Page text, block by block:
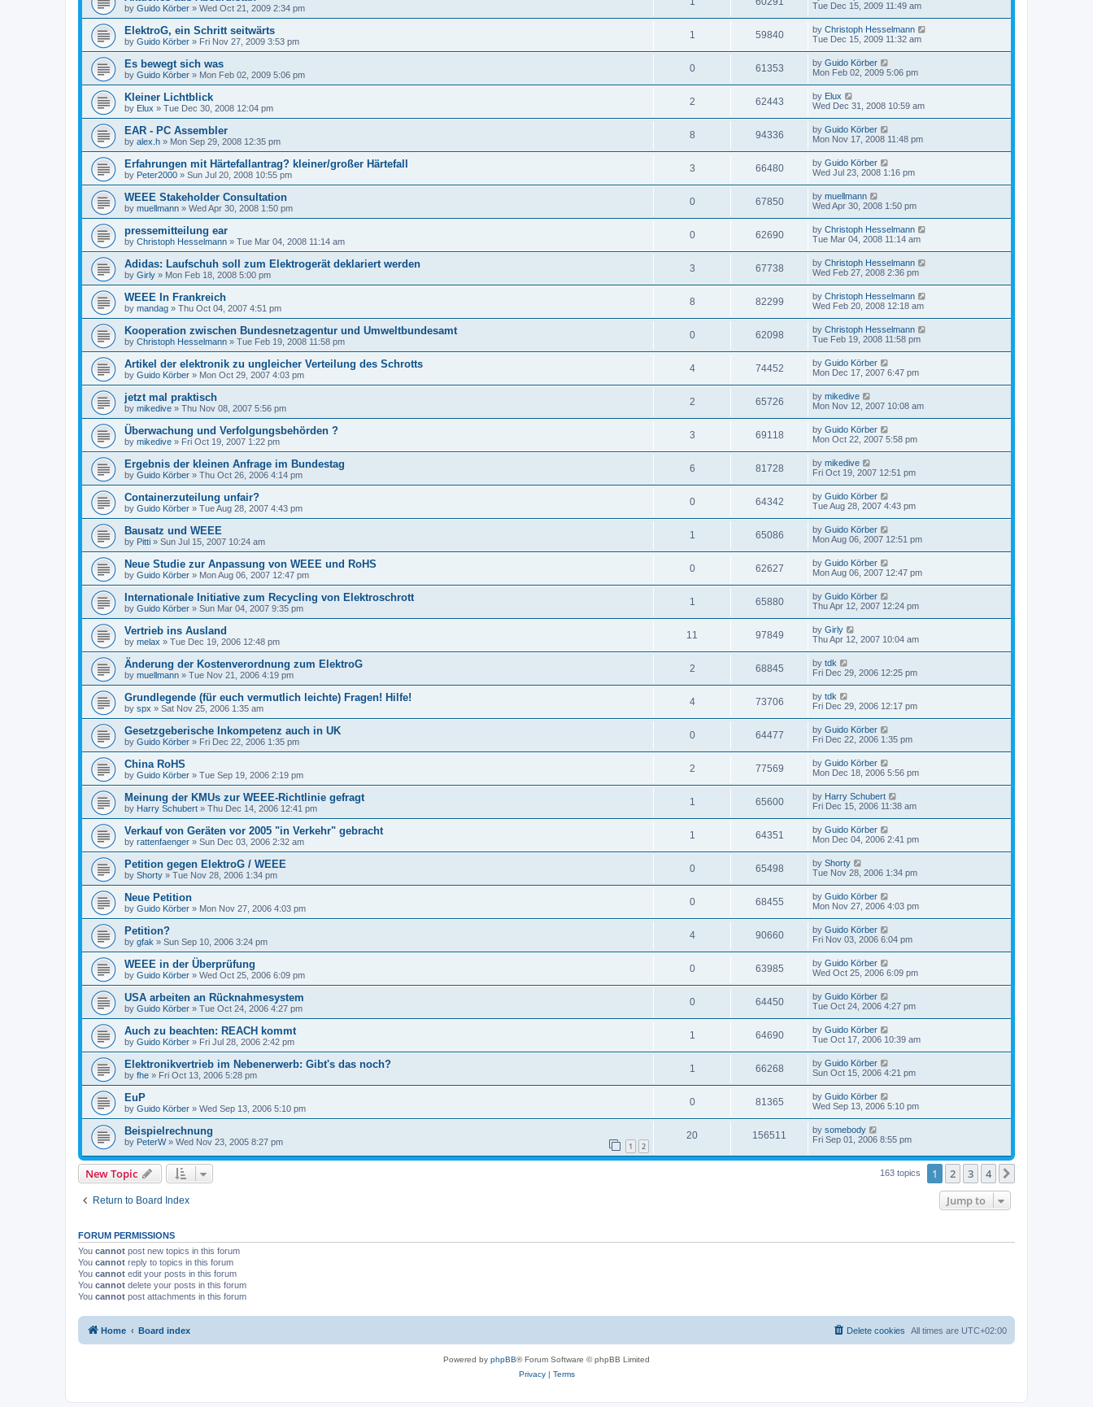
by Guido Körber » Wed Oct 21, 2009 2:34 pm
Tue Dec 15, 2009 11:49 am
ElektroG, ein Schritt seitwärts
by Guido Körber » Fri Nov 27, 2009 3:53 pm
1 59840 by Christoph Hesselmann
Tue Dec 15, 2009 11:32 am
Es bewegt sich was
by Guido Körber » Mon Feb 02, 2009 5:06 pm
0 61353 by Guido Körber
Mon Feb 02, 2009 5:06 pm
Kleiner Lichtblick
by Elux » Tue Dec 30, 2008 12:04 pm
2 62443 by Elux
Wed Dec 31, 2008 10:59 am
EAR - PC Assembler
by alex.h » Mon Sep 29, 2008 12:35 pm
8 94336 by Guido Körber
Mon Nov 17, 2008 11:48 pm
Erfahrungen mit Härtefallantrag? kleiner/großer Härtefall
by Peter2000 » Sun Jul 20, 2008 10:55 pm
3 66480 by Guido Körber
Wed Jul 23, 2008 1:16 pm
WEEE Stakeholder Consultation
by muellmann » Wed Apr 30, 2008 1:50 pm
0 67850 by muellmann
Wed Apr 30, 2008 1:50 pm
pressemitteilung ear
by Christoph Hesselmann » Tue Mar 04, 2008 11:14 am
0 62690 by Christoph Hesselmann
Tue Mar 04, 2008 11:14 am
Adidas: Laufschuh soll zum Elektrogerät deklariert werden
by Girly » Mon Feb 18, 2008 5:00 pm
3 67738 by Christoph Hesselmann
Wed Feb 27, 2008 2:36 pm
WEEE In Frankreich
by mandag » Thu Oct 04, 2007 4:51 pm
8 82299 by Christoph Hesselmann
Wed Feb 20, 2008 12:18 am
Kooperation zwischen Bundesnetzagentur und Umweltbundesamt
by Christoph Hesselmann » Tue Feb 19, 2008 11:58 pm
0 62098 by Christoph Hesselmann
Tue Feb 19, 2008 11:58 pm
Artikel der elektronik zu ungleicher Verteilung des Schrotts
by Guido Körber » Mon Oct 29, 2007 4:03 pm
4 74452 by Guido Körber
Mon Dec 17, 2007 6:47 pm
jetzt mal praktisch
by mikedive » Thu Nov 08, 2007 5:56 pm
2 65726 by mikedive
Mon Nov 12, 2007 10:08 am
Überwachung und Verfolgungsbehörden ?
by mikedive » Fri Oct 19, 2007 1:22 pm
3 69118 by Guido Körber
Mon Oct 22, 2007 5:58 pm
Ergebnis der kleinen Anfrage im Bundestag
by Guido Körber » Thu Oct 26, 2006 4:14 pm
6 81728 by mikedive
Fri Oct 19, 2007 12:51 pm
Containerzuteilung unfair?
by Guido Körber » Tue Aug 28, 2007 4:43 pm
0 64342 by Guido Körber
Tue Aug 28, 2007 4:43 pm
Bausatz und WEEE
by Pitti » Sun Jul 15, 2007 10:24 am
1 65086 by Guido Körber
Mon Aug 06, 2007 12:51 pm
Neue Studie zur Anpassung von WEEE und RoHS
by Guido Körber » Mon Aug 06, 2007 12:47 pm
0 62627 by Guido Körber
Mon Aug 06, 2007 12:47 pm
Internationale Initiative zum Recycling von Elektroschrott
by Guido Körber » Sun Mar 04, 2007 9:35 pm
1 65880 by Guido Körber
Thu Apr 12, 2007 12:24 pm
Vertrieb ins Ausland
by melax » Tue Dec 19, 2006 12:48 pm
11 97849 by Girly
Thu Apr 12, 2007 10:04 am
Änderung der Kostenverordnung zum ElektroG
by muellmann » Tue Nov 21, 2006 4:19 pm
2 68845 by tdk
Fri Dec 29, 2006 12:25 pm
Grundlegende (für euch vermutlich leichte) Fragen! Hilfe!
by spx » Sat Nov 25, 2006 1:35 am
4 73706 by tdk
Fri Dec 29, 2006 12:17 pm
Gesetzgeberische Inkompetenz auch in UK
by Guido Körber » Fri Dec 22, 2006 1:35 pm
0 64477 by Guido Körber
Fri Dec 22, 2006 1:35 pm
China RoHS
by Guido Körber » Tue Sep 19, 2006 2:19 pm
2 77569 by Guido Körber
Mon Dec 18, 2006 5:56 pm
Meinung der KMUs zur WEEE-Richtlinie gefragt
by Harry Schubert » Thu Dec 14, 2006 12:41 pm
1 65600 by Harry Schubert
Fri Dec 15, 2006 11:38 am
Verkauf von Geräten vor 2005 "in Verkehr" gebracht
by rattenfaenger » Sun Dec 03, 2006 2:32 am
1 64351 by Guido Körber
Mon Dec 04, 2006 2:41 pm
Petition gegen ElektroG / WEEE
by Shorty » Tue Nov 28, 2006 1:34 pm
0 65498 by Shorty
Tue Nov 28, 2006 1:34 pm
Neue Petition
by Guido Körber » Mon Nov 27, 2006 4:03 pm
0 68455 by Guido Körber
Mon Nov 27, 2006 4:03 pm
Petition?
by gfak » Sun Sep 10, 2006 3:24 pm
4 90660 by Guido Körber
Fri Nov 03, 2006 6:04 pm
WEEE in der Überprüfung
by Guido Körber » Wed Oct 25, 2006 6:09 pm
0 63985 by Guido Körber
Wed Oct 25, 2006 6:09 pm
USA arbeiten an Rücknahmesystem
by Guido Körber » Tue Oct 24, 2006 4:27 pm
0 64450 by Guido Körber
Tue Oct 24, 2006 4:27 pm
Auch zu beachten: REACH kommt
by Guido Körber » Fri Jul 28, 2006 2:42 pm
1 64690 by Guido Körber
Tue Oct 17, 2006 10:39 am
Elektronikvertrieb im Nebenerwerb: Gibt's das noch?
by fhe » Fri Oct 13, 2006 5:28 pm
1 66268 by Guido Körber
Sun Oct 15, 2006 4:21 pm
EuP
by Guido Körber » Wed Sep 13, 2006 5:10 pm
0 81365 by Guido Körber
Wed Sep 13, 2006 5:10 pm
Beispielrechnung
by PeterW» Wed Nov 23, 2005 8:27 pm 1 2
20 156511 by somebody
Fri Sep 01, 2006 8:55 pm
New Topic 163 topics 1 2 3 4
Return to Board Index Jump to
FORUM PERMISSIONS
You cannot post new topics in this forum
You cannot reply to topics in this forum
You cannot edit your posts in this forum
You cannot delete your posts in this forum
You cannot post attachments in this forum
Home Board index All times are UTC+02:00
Delete cookies
Powered by phpBB® Forum Software © phpBB Limited
Privacy| Terms